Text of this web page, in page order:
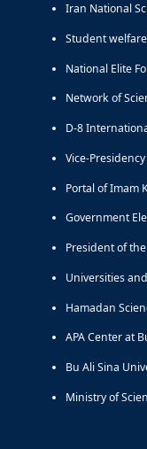
Iran National
Student
National Elite
Network of
D-8
Vice-
Portal of Imam
Government
President of
Universities
Hamadan
APA Center at
Bu Ali Sina
Ministry of